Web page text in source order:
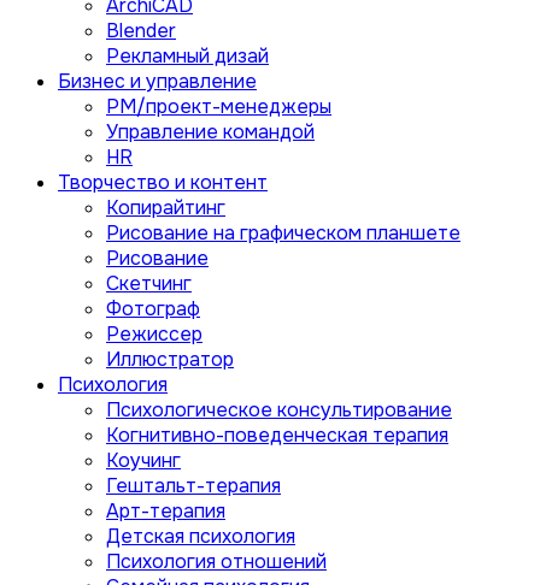
ArchiCAD
Blender
Рекламный дизай
Бизнес и управление
PM/проект-менеджеры
Управление командой
HR
Творчество и контент
Копирайтинг
Рисование на графическом планшете
Рисование
Скетчинг
Фотограф
Режиссер
Иллюстратор
Психология
Психологическое консультирование
Когнитивно-поведенческая терапия
Коучинг
Гештальт-терапия
Арт-терапия
Детская психология
Психология отношений